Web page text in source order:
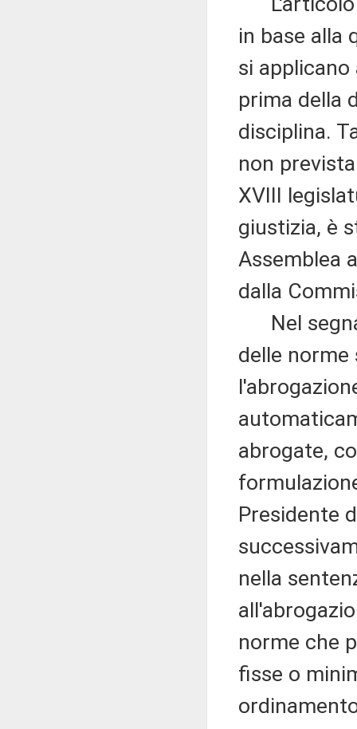
in base alla
si
prima della
disciplina.
non
XVIII
giustizia, è
Assemblea
dalla
Nel
delle
abrogate,
Presidente
nella
norme che
fisse o